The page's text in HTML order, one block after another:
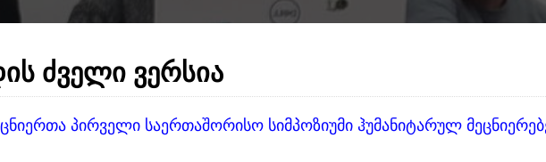
ᲫᲕᲔᲚᲘ ᲕᲔᲠᲡᲘᲐ
პირველი საერთაშორისო სიმპოზიუმი ჰუმანიტარულ